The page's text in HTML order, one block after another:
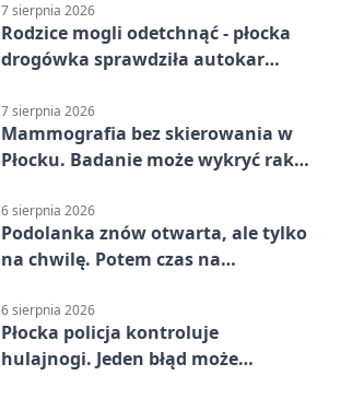
7 sierpnia 2026
Rodzice mogli odetchnąć - płocka
drogówka sprawdziła autokar
7 sierpnia 2026
Mammografia bez skierowania w
Płocku. Badanie może wykryć raka,
6 sierpnia 2026
Podolanka znów otwarta, ale tylko
na chwilę. Potem czas na
6 sierpnia 2026
Płocka policja kontroluje
hulajnogi. Jeden błąd może